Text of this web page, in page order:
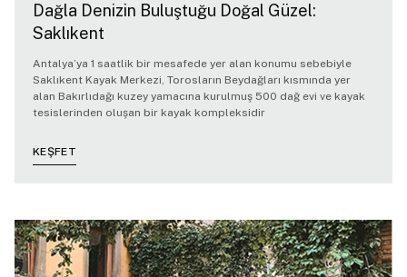
Dağla Denizin Buluştuğu Doğal Güzel:
Saklıkent
Antalya’ya 1 saatlik bir mesafede yer alan konumu sebebiyle
Saklıkent Kayak Merkezi, Torosların Beydağları kısmında yer
alan Bakırlıdağı kuzey yamacına kurulmuş 500 dağ evi ve kayak
tesislerinden oluşan bir kayak kompleksidir
KEŞFET